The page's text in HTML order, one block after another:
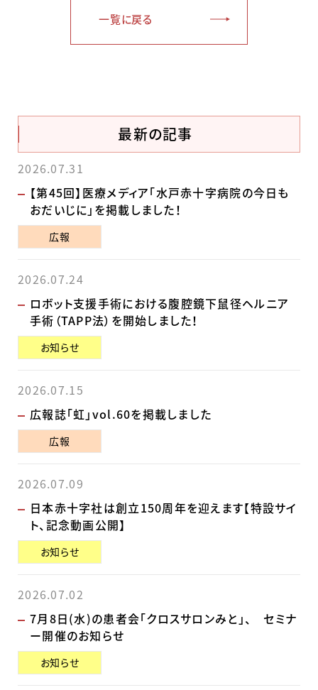
一覧に戻る
最新の記事
2026.07.31
【第45回】医療メディア「水戸赤十字病院の今日も
おだいじに」を掲載しました！
広報
2026.07.24
ロボット支援手術における腹腔鏡下鼠径ヘルニア
手術（TAPP法）を開始しました！
お知らせ
2026.07.15
広報誌「虹」vol.60を掲載しました
広報
2026.07.09
日本赤十字社は創立150周年を迎えます【特設サイ
ト、記念動画公開】
お知らせ
2026.07.02
7月8日(水)の患者会「クロスサロンみと」、 セミナ
ー開催のお知らせ
お知らせ